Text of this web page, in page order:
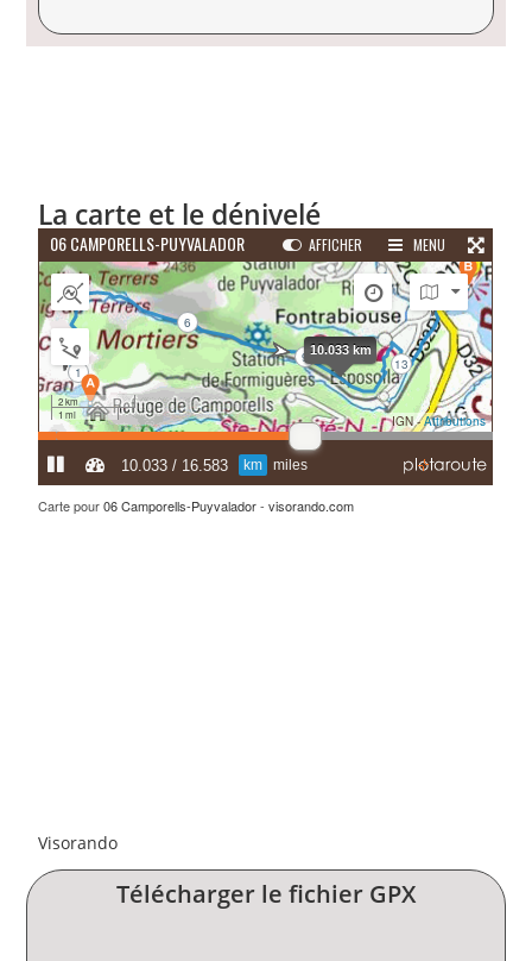
La carte et le dénivelé
Carte pour06 Camporells-Puyvalador-visorando.com
Visorando
Télécharger le fichier GPX